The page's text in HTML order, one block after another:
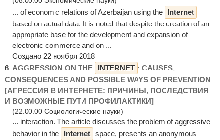
... of economic relations of Azerbaijan using the
Internet
based on actual data. It is noted that despite the creation of an
appropriate base for the development and expansion of
electronic commerce and on ...
Создано 22 ноября 2018
6. AGGRESSION ON THE INTERNET : CAUSES,
CONSEQUENCES AND POSSIBLE WAYS OF PREVENTION
[АГРЕССИЯ В ИНТЕРНЕТЕ: ПРИЧИНЫ, ПОСЛЕДСТВИЯ
И ВОЗМОЖНЫЕ ПУТИ ПРОФИЛАКТИКИ]
(22.00.00 Социологические науки)
... interaction. The article discusses the problem of aggressive
behavior in the
Internet space, presents an anonymous